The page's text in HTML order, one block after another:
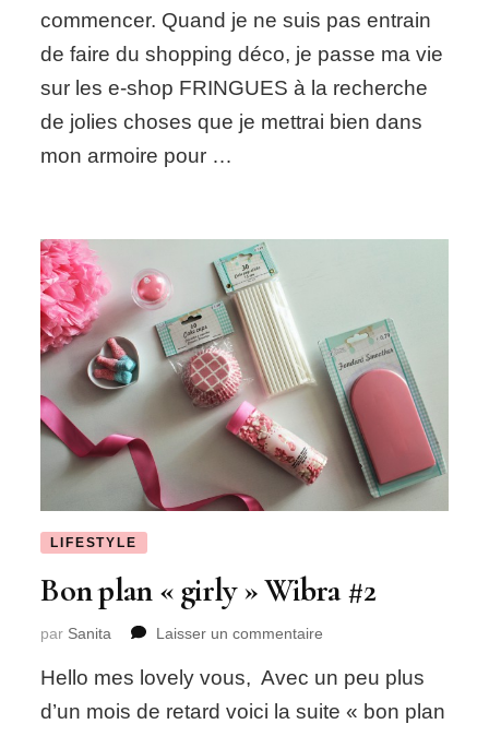
font
envie
en
moment…
commencer. Quand je ne suis pas entrain
de faire du shopping déco, je passe ma vie
sur les e-shop FRINGUES à la recherche
de jolies choses que je mettrai bien dans
mon armoire pour …
LIFESTYLE
Bon plan « girly » Wibra #2
par Sanita Laisser un commentaire
plan
« girly »
Wibra
Hello mes lovely vous, Avec un peu plus
d’un mois de retard voici la suite « bon plan